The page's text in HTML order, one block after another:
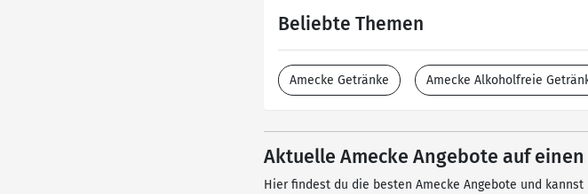
Beliebte Themen
Amecke Getränke Amecke Alkoholfreie
Aktuelle Amecke Angebote auf
Hier findest du die besten Amecke Angebote und